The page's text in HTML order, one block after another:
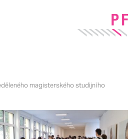
magisterského studijního